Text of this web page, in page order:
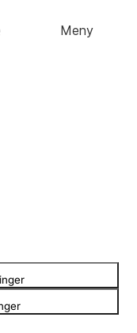
Meny